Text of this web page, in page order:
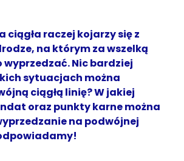
ciągła raczej kojarzy się z
na którym za wszelką
wyprzedzać. Nic bardziej
sytuacjach można
ciągłą linię? W jakiej
oraz punkty karne można
na podwójnej